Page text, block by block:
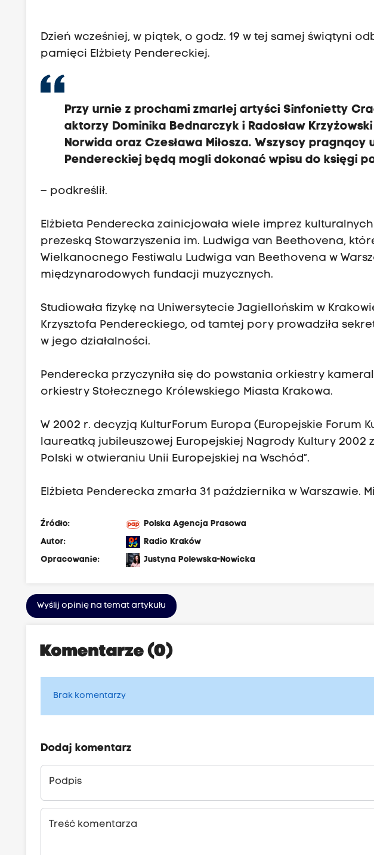
Dzień wcześniej, w piątek, o godz. 19 w tej samej świątyni
pamięci Elżbiety Pendereckiej.
Przy urnie z prochami zmarłej artyści Sinfonietty
aktorzy Dominika Bednarczyk i Radosław
Norwida oraz Czesława Miłosza. Wszyscy
Pendereckiej będą mogli dokonać wpisu do księgi
– podkreślił.
Elżbieta Penderecka zainicjowała wiele imprez
prezeską Stowarzyszenia im. Ludwiga van Beethovena,
Wielkanocnego Festiwalu Ludwiga van Beethovena w
międzynarodowych fundacji muzycznych.
Studiowała fizykę na Uniwersytecie Jagiellońskim w
Krzysztofa Pendereckiego, od tamtej pory prowadziła
w jego działalności.
Penderecka przyczyniła się do powstania orkiestry
orkiestry Stołecznego Królewskiego Miasta Krakowa.
W 2002 r. decyzją KulturForum Europa (Europejskie Forum
laureatką jubileuszowej Europejskiej Nagrody Kultury
Polski w otwieraniu Unii Europejskiej na Wschód”.
Elżbieta Penderecka zmarła 31 października w Warszawie.
Źródło:
Polska Agencja Prasowa
Autor:
Radio Kraków
Opracowanie:
Justyna Polewska-Nowicka
Wyślij opinię na temat artykułu
Komentarze (0)
Brak komentarzy
Dodaj komentarz
Podpis
Treść komentarza